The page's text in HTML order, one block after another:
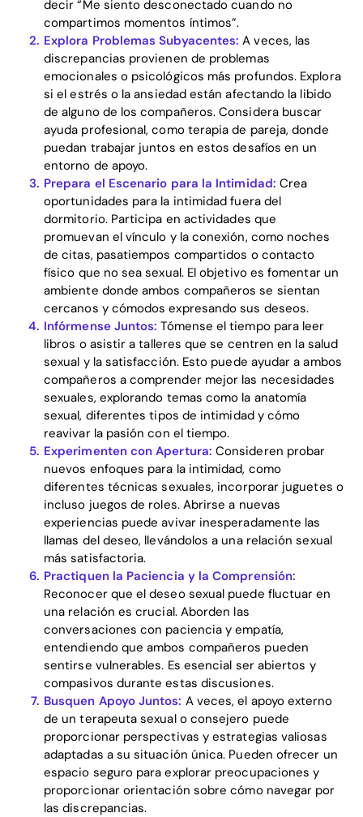
Home
Blog
Download
decir “Me siento desconectado cuando no
compartimos momentos íntimos”.
Explora Problemas Subyacentes: A veces, las
discrepancias provienen de problemas
emocionales o psicológicos más profundos. Explora
si el estrés o la ansiedad están afectando la libido
de alguno de los compañeros. Considera buscar
ayuda profesional, como terapia de pareja, donde
puedan trabajar juntos en estos desafíos en un
entorno de apoyo.
Prepara el Escenario para la Intimidad: Crea
oportunidades para la intimidad fuera del
dormitorio. Participa en actividades que
promuevan el vínculo y la conexión, como noches
de citas, pasatiempos compartidos o contacto
físico que no sea sexual. El objetivo es fomentar un
ambiente donde ambos compañeros se sientan
cercanos y cómodos expresando sus deseos.
Infórmense Juntos: Tómense el tiempo para leer
libros o asistir a talleres que se centren en la salud
sexual y la satisfacción. Esto puede ayudar a ambos
compañeros a comprender mejor las necesidades
sexuales, explorando temas como la anatomía
sexual, diferentes tipos de intimidad y cómo
reavivar la pasión con el tiempo.
Experimenten con Apertura: Consideren probar
nuevos enfoques para la intimidad, como
diferentes técnicas sexuales, incorporar juguetes o
incluso juegos de roles. Abrirse a nuevas
experiencias puede avivar inesperadamente las
llamas del deseo, llevándolos a una relación sexual
más satisfactoria.
Practiquen la Paciencia y la Comprensión:
Reconocer que el deseo sexual puede fluctuar en
una relación es crucial. Aborden las
conversaciones con paciencia y empatía,
entendiendo que ambos compañeros pueden
sentirse vulnerables. Es esencial ser abiertos y
compasivos durante estas discusiones.
Busquen Apoyo Juntos: A veces, el apoyo externo
de un terapeuta sexual o consejero puede
proporcionar perspectivas y estrategias valiosas
adaptadas a su situación única. Pueden ofrecer un
espacio seguro para explorar preocupaciones y
proporcionar orientación sobre cómo navegar por
las discrepancias.